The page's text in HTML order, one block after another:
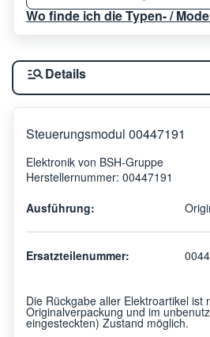
Wo finde ich die Typen- /
Details
Steuerungsmodul 00447191
Elektronik von BSH-Gruppe
Herstellernummer: 00447191
Ausführung:
Ersatzteilenummer:
Die Rückgabe aller Elektroartikel ist
Originalverpackung und im
eingesteckten) Zustand möglich.